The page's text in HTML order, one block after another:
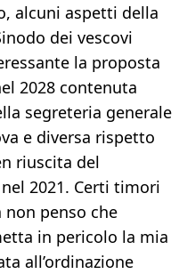
alcuni aspetti della
dei vescovi
la proposta
2028 contenuta
segreteria generale
e diversa rispetto
riuscita del
2021. Certi timori
penso che
in pericolo la mia
all’ordinazione